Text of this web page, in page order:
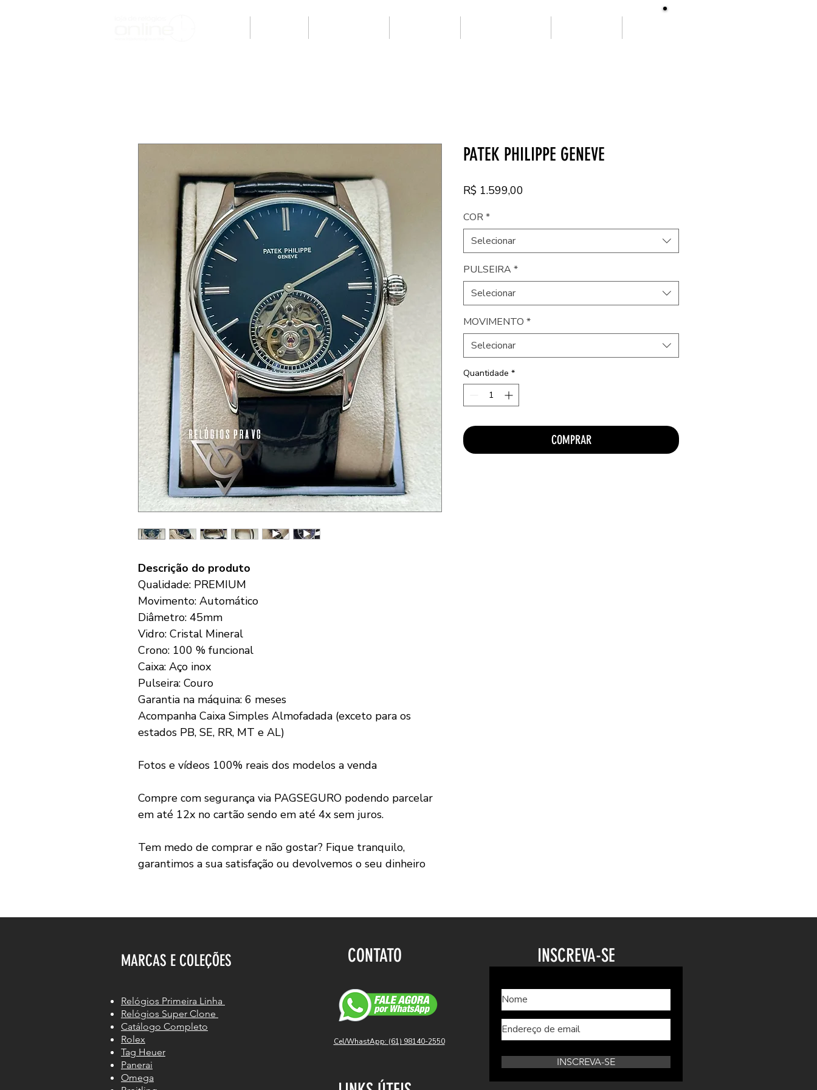
Descrição do produto
Qualidade: PREMIUM
Movimento: Automático
Diâmetro: 45mm
Vidro: Cristal Mineral
Crono: 100 % funcional
Caixa: Aço inox
Pulseira: Couro
Garantia na máquina: 6 meses
Acompanha Caixa Simples Almofadada (exceto para os
estados PB, SE, RR, MT e AL)
Fotos e vídeos 100% reais dos modelos a venda
Compre com segurança via PAGSEGURO podendo parcelar
em até 12x no cartão sendo em até 4x sem juros.
Tem medo de comprar e não gostar? Fique tranquilo,
garantimos a sua satisfação ou devolvemos o seu dinheiro
PATEK PHILIPPE GENEVE
R$ 1.599,00
COR*
Selecionar
PULSEIRA*
Selecionar
MOVIMENTO *
Selecionar
Quantidade *
COMPRAR
MARCAS E COLEÇÕES
Relógios Primeira Linha
Relógios Super Clone
Catálogo Completo
Rolex
Tag Heuer
Panerai
Omega
CONTATO
Cel/WhastApp: (61) 98140-2550
INSCREVA-SE
INSCREVA-SE